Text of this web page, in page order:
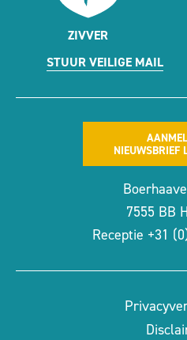
ZIVVER
STUUR VEILIGE MAIL
NIEUWSBRIEF
7555 BB
Receptie +31